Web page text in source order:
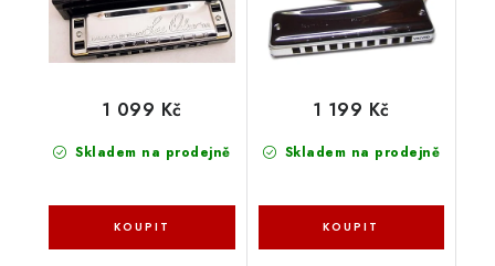
Skladem na prodejně
1 099 Kč
Skladem na prodejně
1 199 Kč